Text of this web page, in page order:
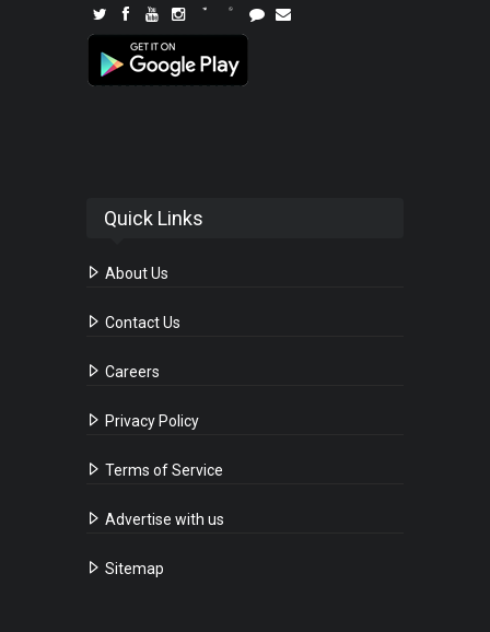
Quick Links
About Us
Contact Us
Careers
Privacy Policy
Terms of Service
Advertise with us
Sitemap